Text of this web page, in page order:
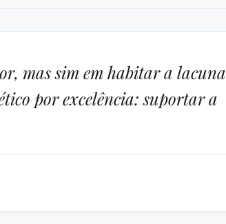
mas sim em habitar a lacuna
por excelência: suportar a